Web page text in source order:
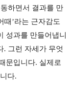
하면서 결과를 만
때’라는 근자감도
성과를 만들어냅니
. 그런 자세가 무엇
문입니다. 실제로
다.